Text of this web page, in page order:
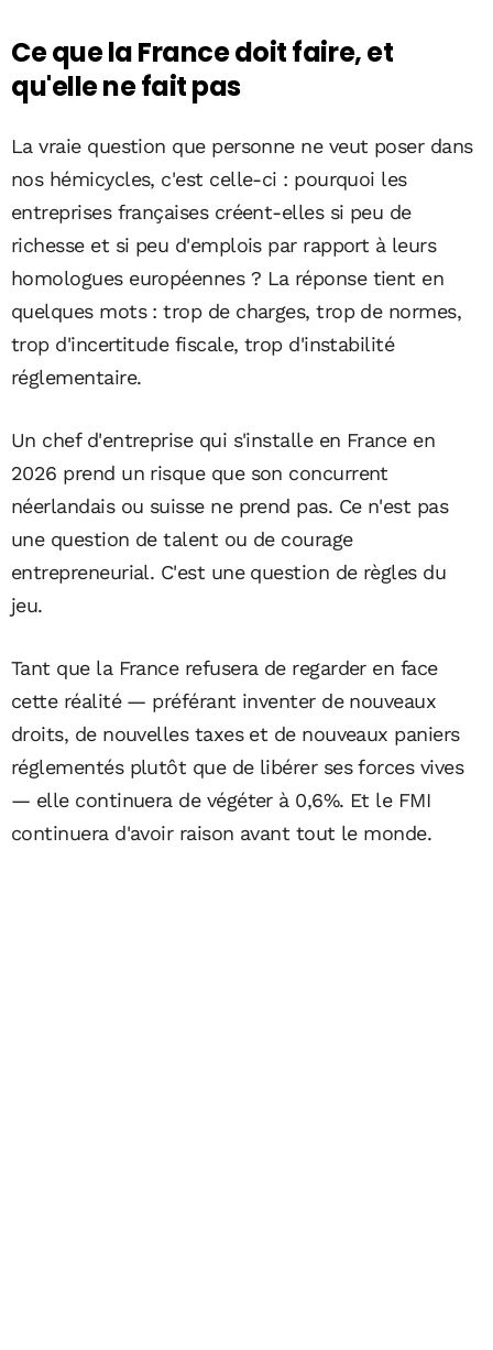
Ce que la France doit faire, et
qu'elle ne fait pas
La vraie question que personne ne veut poser dans
nos hémicycles, c'est celle-ci : pourquoi les
entreprises françaises créent-elles si peu de
richesse et si peu d'emplois par rapport à leurs
homologues européennes ? La réponse tient en
quelques mots : trop de charges, trop de normes,
trop d'incertitude fiscale, trop d'instabilité
réglementaire.
Un chef d'entreprise qui s'installe en France en
2026 prend un risque que son concurrent
néerlandais ou suisse ne prend pas. Ce n'est pas
une question de talent ou de courage
entrepreneurial. C'est une question de règles du
jeu.
Tant que la France refusera de regarder en face
cette réalité — préférant inventer de nouveaux
droits, de nouvelles taxes et de nouveaux paniers
réglementés plutôt que de libérer ses forces vives
— elle continuera de végéter à 0,6%. Et le FMI
continuera d'avoir raison avant tout le monde.